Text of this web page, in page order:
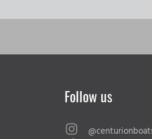
Follow us